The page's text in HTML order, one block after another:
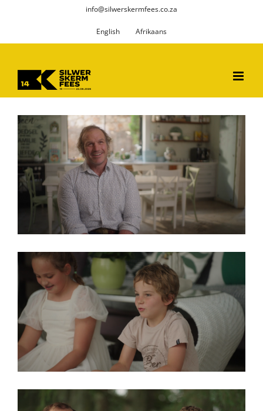
info@silwerskermfees.co.za
English Afrikaans